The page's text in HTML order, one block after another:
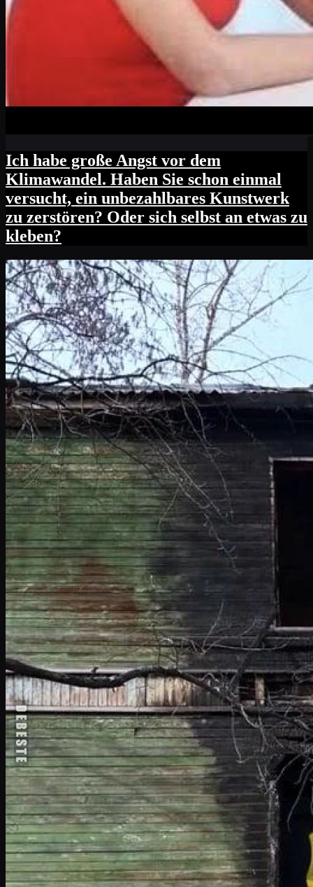
Ich habe große Angst vor dem
Klimawandel. Haben Sie schon einmal
versucht, ein unbezahlbares Kunstwerk
zu zerstören? Oder sich selbst an etwas zu
kleben?